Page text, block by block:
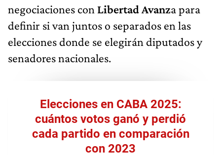
negociaciones con Libertad Avanza para
definir si van juntos o separados en las
elecciones donde se elegirán diputados y
senadores nacionales.
Elecciones en CABA 2025:
cuántos votos ganó y perdió
cada partido en comparación
con 2023